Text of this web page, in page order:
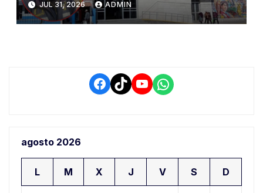
de Seguridad y Salud en el
Trabajo
JUL 31, 2026 ADMIN
Facebook
TikTokYouTube
WhatsApp
agosto 2026
L M X J V S D